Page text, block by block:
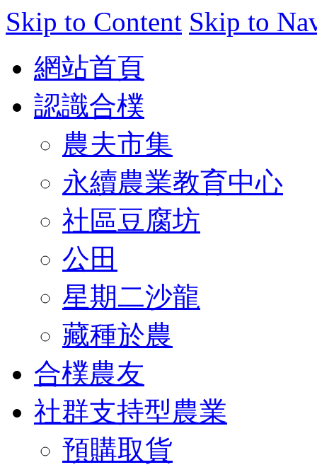
Skip to Content Skip to
網站首頁
認識合樸
農夫市集
永續農業教育中心
社區豆腐坊
公田
星期二沙龍
藏種於農
合樸農友
社群支持型農業
預購取貨